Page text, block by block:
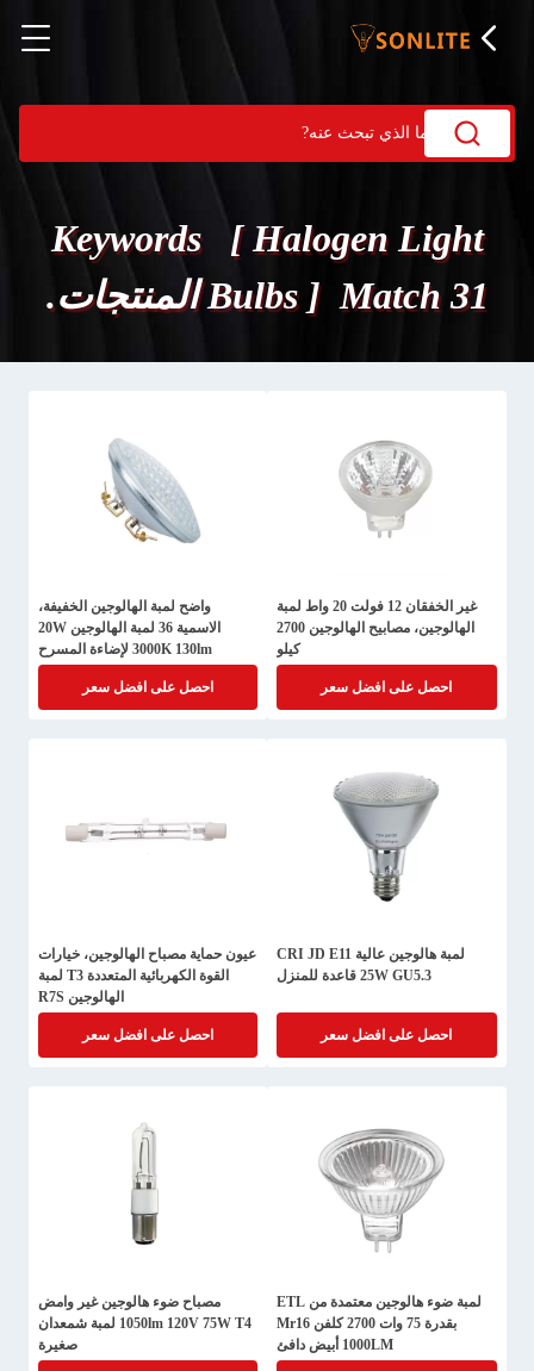
Keywords [ Halogen Light
Bulbs ] Match 31 المنتجات.
غير الخفقان 12 فولت 20 واط لمبة
الهالوجين، مصابيح الهالوجين 2700
كيلو
احصل على افضل سعر
واضح لمبة الهالوجين الخفيفة،
الاسمية 36 لمبة الهالوجين 20W
3000K 130lm لإضاءة المسرح
احصل على افضل سعر
لمبة هالوجين عالية CRI JD E11
25W GU5.3 قاعدة للمنزل
احصل على افضل سعر
عيون حماية مصباح الهالوجين، خيارات
القوة الكهربائية المتعددة T3 لمبة
الهالوجين R7S
احصل على افضل سعر
لمبة ضوء هالوجين معتمدة من ETL
بقدرة 75 وات 2700 كلفن Mr16
1000LM أبيض دافئ
مصباح ضوء هالوجين غير وامض
1050lm 120V 75W T4 لمبة شمعدان
صغيرة